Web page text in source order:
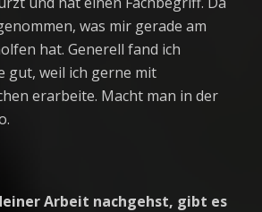
was mir gerade am
hat. Generell fand ich
gut, weil ich gerne mit
erarbeite. Macht man in der
Arbeit nachgehst, gibt es